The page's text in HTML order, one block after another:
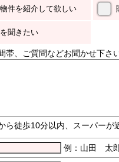
件を紹介して欲しい
聞きたい
帯、ご質問などお聞かせ下さ
ら徒歩10分以内、スーパーが
例：山田 太